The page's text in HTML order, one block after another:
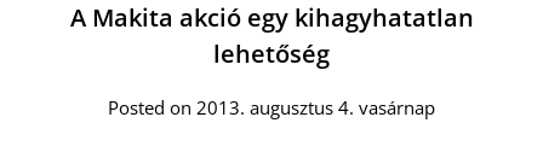
A Makita akció egy kihagyhatatlan
lehetőség
Posted on 2013. augusztus 4. vasárnap